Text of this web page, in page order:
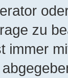
zu
immer